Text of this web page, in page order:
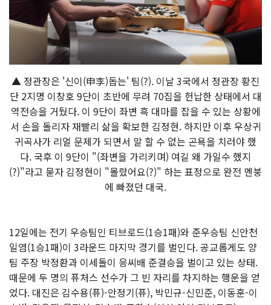
▲ 정관장은 '신이(申李)돕는' 팀(?). 이날 3국에서 정관장 황진
단 2지명 이창호 9단이 초반에 무려 70집을 헌납한 상태에서 대
역전승을 거뒀다. 이 9단이 좌변 흑 대마를 잡을 수 있는 상황에
서 손을 돌리자 재빨리 삶을 확보한 김정현. 하지만 이후 우상귀
귀곡사가 리얼 문제가 되면서 말 할 수 없는 곤욕을 치러야 했
다. 국후 이 9단이 "(좌변을 가리키며) 여길 왜 가일수 했지
(?)"라고 묻자 김정현이 "몰랐어요(?)" 하는 표정으로 완전 멘붕
에 빠졌던 대국.
12일에는 전기 우승팀인 티브로드(1승1패)와 준우승팀 신안천
일염(1승1패)이 3라운드 마지막 경기를 벌인다. 공교롭게도 양
팀 주장 박정환과 이세돌이 응씨배 준결승을 벌이고 있는 상태.
때문에 두 명의 퓨처스 선수가 그 빈 자리를 차지하는 행운을 얻
었다. 대진은 김수용(퓨)-안정기(퓨), 박민규-신민준, 이동훈-이